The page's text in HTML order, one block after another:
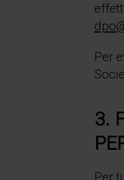
Per
3.